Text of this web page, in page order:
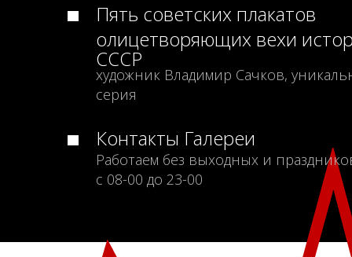
Пять советских плакатов
олицетворяющих вехи
СССР
художник Владимир Сачков,
серия
Контакты Галереи
Работаем без выходных и
с 08-00 до 23-00